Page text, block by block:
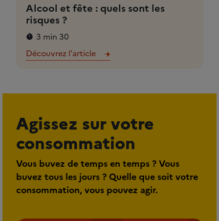
Alcool et fête : quels sont les
risques ?
3 min 30
Découvrez l'article
Agissez sur votre
consommation
Vous buvez de temps en temps ? Vous
buvez tous les jours ? Quelle que soit votre
consommation, vous pouvez agir.